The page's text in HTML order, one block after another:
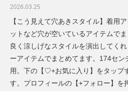
2026.03.25
【こう見えて穴あきスタイル】着用
ットなど穴が空いているアイテムで
良く涼しげなスタイルを演出してく
ーアイテムでまとめてます。174セ
用。下の【♡+お気に入り】をタップ
す。プロフィールの【+フォロー】を